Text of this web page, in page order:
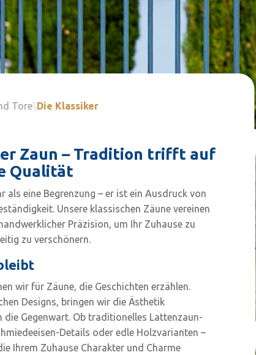
Tore\Die Klassiker
Zaun – Tradition trifft auf
Qualität
als eine Begrenzung – er ist ein Ausdruck von
Unsere klassischen Zäune vereinen
Präzision, um Ihr Zuhause zu
zu verschönern.
wir für Zäune, die Geschichten erzählen.
Designs, bringen wir die Ästhetik
die Gegenwart. Ob traditionelles Lattenzaun-
Details oder edle Holzvarianten –
Ihrem Zuhause Charakter und Charme